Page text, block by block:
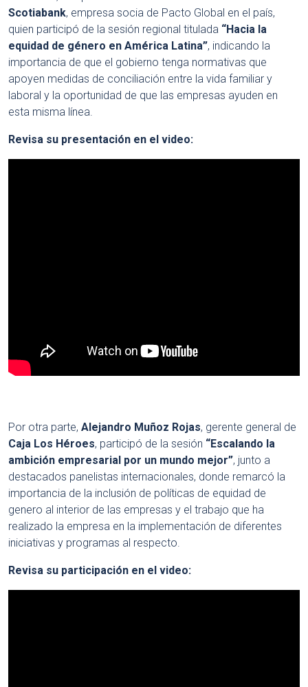
Scotiabank, empresa socia de Pacto Global en el país,
quien participó de la sesión regional titulada “Hacia la
equidad de género en América Latina”, indicando la
importancia de que el gobierno tenga normativas que
apoyen medidas de conciliación entre la vida familiar y
laboral y la oportunidad de que las empresas ayuden en
esta misma línea.
Revisa su presentación en el video:
Por otra parte, Alejandro Muñoz Rojas, gerente general de
Caja Los Héroes, participó de la sesión “Escalando la
ambición empresarial por un mundo mejor”, junto a
destacados panelistas internacionales, donde remarcó la
importancia de la inclusión de políticas de equidad de
genero al interior de las empresas y el trabajo que ha
realizado la empresa en la implementación de diferentes
iniciativas y programas al respecto.
Revisa su participación en el video: